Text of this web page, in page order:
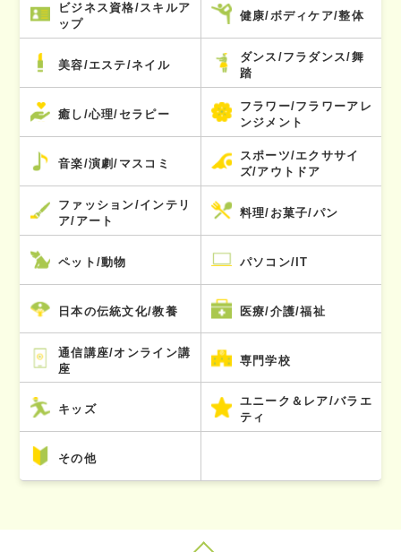
ビジネス資格/スキルア
ップ
健康/ボディケア/整体
美容/エステ/ネイル
ダンス/フラダンス/舞
踏
癒し/心理/セラピー
フラワー/フラワーアレ
ンジメント
音楽/演劇/マスコミ
スポーツ/エクササイ
ズ/アウトドア
ファッション/インテリ
ア/アート
料理/お菓子/パン
ペット/動物 パソコン/IT
日本の伝統文化/教養 医療/介護/福祉
通信講座/オンライン講
座
専門学校
キッズ
ユニーク＆レア/バラエ
ティ
その他